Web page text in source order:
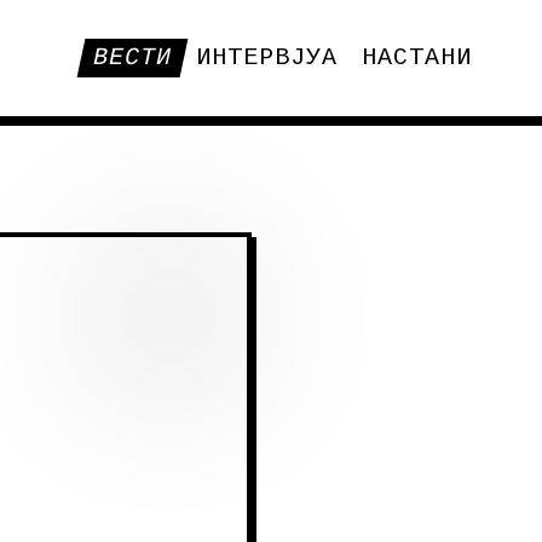
ВЕСТИ ИНТЕРВЈУА НАСТАНИ